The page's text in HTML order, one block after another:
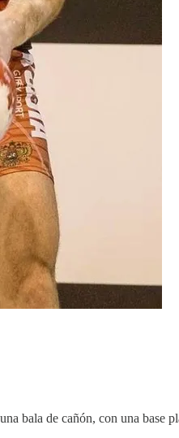
bala de cañón, con una base